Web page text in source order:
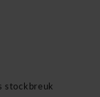
stockbreuk